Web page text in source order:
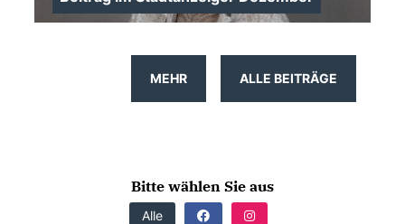
ALLE BEITRÄGE
MEHR
Bitte wählen Sie aus
Alle